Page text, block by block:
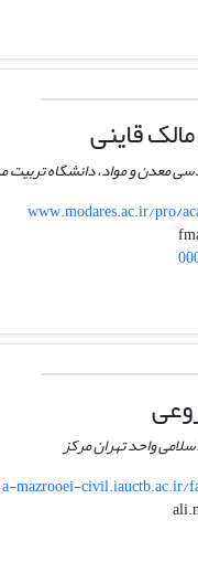
قاینی
معدن و مواد، دانشگاه
www.modares.ac.ir/pro/
واحد تهران مرکز
a-mazrooei-